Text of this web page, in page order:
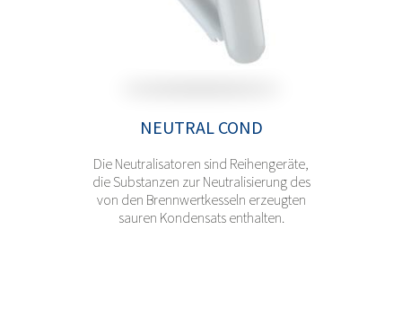
NEUTRAL COND
Die Neutralisatoren sind Reihengeräte,
die Substanzen zur Neutralisierung des
von den Brennwertkesseln erzeugten
sauren Kondensats enthalten.